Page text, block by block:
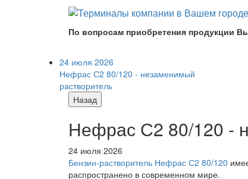
По вопросам приобретения продукции
24 июля 2026
Нефрас С2 80/120 - незаменимый
растворитель
Назад
Нефрас С2 80/120 -
24 июля 2026
Бензин-растворитель Нефрас С2 80/120
распространено в современном мире.